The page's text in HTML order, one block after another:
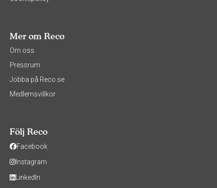
Mer om Reco
Om oss
Pressrum
Jobba på Reco.se
Medlemsvillkor
Följ Reco
Facebook
Instagram
LinkedIn